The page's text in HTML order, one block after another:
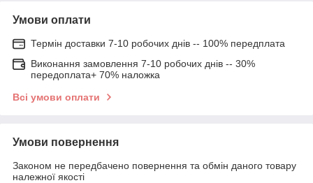
Умови оплати
Термін доставки 7-10 робочих днів -- 100% передплата
Виконання замовлення 7-10 робочих днів -- 30%
передоплата+ 70% наложка
Всі умови оплати
Умови повернення
Законом не передбачено повернення та обмін даного товару
належної якості